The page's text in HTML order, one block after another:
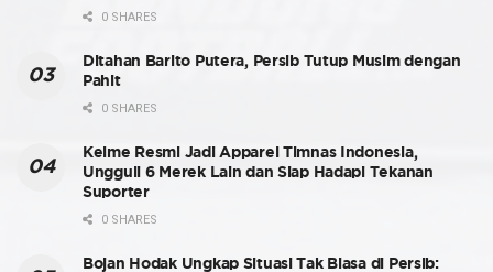
0 SHARES
Ditahan Barito Putera, Persib Tutup Musim dengan
Pahit
0 SHARES
Kelme Resmi Jadi Apparel Timnas Indonesia,
Ungguli 6 Merek Lain dan Siap Hadapi Tekanan
Suporter
0 SHARES
Bojan Hodak Ungkap Situasi Tak Biasa di Persib: